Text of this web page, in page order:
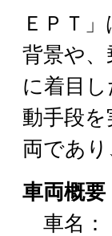
ＥＰＴ
背景や
に着目
動手段
両であ
車両概要
車名